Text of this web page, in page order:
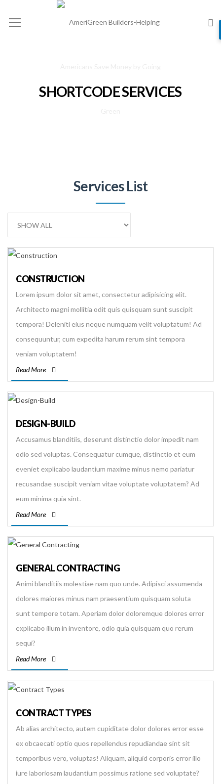
SHORTCODE SERVICES
Services List
CONSTRUCTION
Lorem ipsum dolor sit amet, consectetur adipisicing elit.
Architecto magni mollitia odit quis quisquam sunt suscipit
tempora! Deleniti eius neque numquam velit voluptatum! Ad
consequuntur, cum expedita harum rerum sint tempora
veniam voluptatem!
Read More
DESIGN-BUILD
Accusamus blanditiis, deserunt distinctio dolor impedit nam
odio sed voluptas. Consequatur cumque, distinctio et eum
eveniet explicabo laudantium maxime minus nemo pariatur
recusandae suscipit veniam vitae voluptate voluptatem? Ad
eum minima quia sint.
Read More
GENERAL CONTRACTING
Animi blanditiis molestiae nam quo unde. Adipisci assumenda
dolores maiores minus nam praesentium quisquam soluta
sunt tempore totam. Aperiam dolor doloremque dolores error
explicabo illum in inventore, odio quia quisquam quo rerum
sequi?
Read More
CONTRACT TYPES
Ab alias architecto, autem cupiditate dolor dolores error esse
ex obcaecati optio quos repellendus repudiandae sint sit
temporibus vero, voluptas! Aliquam, aliquid corporis error illo
iure laboriosam laudantium possimus ratione sed voluptate?